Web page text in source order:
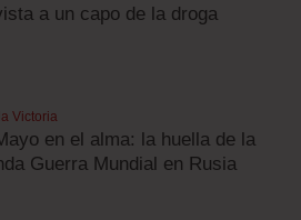
a un capo de la droga
Victoria
en el alma: la huella de la
Guerra Mundial en Rusia